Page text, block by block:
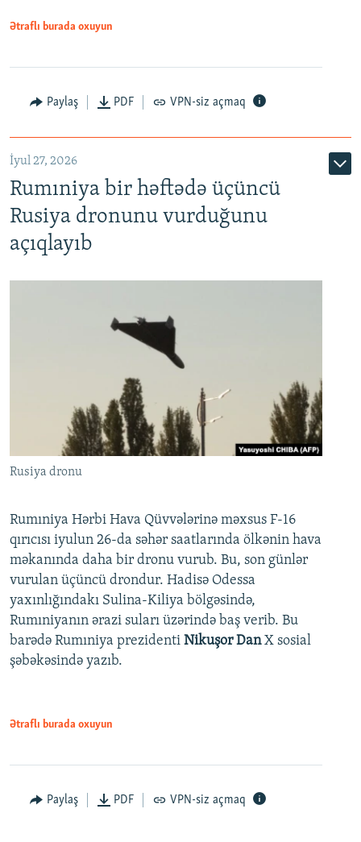
Ətraflı burada oxuyun
Paylaş PDF VPN-siz açmaq
İyul 27, 2026
Rumıniya bir həftədə üçüncü
Rusiya dronunu vurduğunu
açıqlayıb
Rusiya dronu
Rumıniya Hərbi Hava Qüvvələrinə məxsus F-16
qırıcısı iyulun 26-da səhər saatlarında ölkənin hava
məkanında daha bir dronu vurub. Bu, son günlər
vurulan üçüncü drondur. Hadisə Odessa
yaxınlığındakı Sulina-Kiliya bölgəsində,
Rumıniyanın ərazi suları üzərində baş verib. Bu
barədə Rumıniya prezidenti Nikuşor DanX sosial
şəbəkəsində yazıb.
Ətraflı burada oxuyun
Paylaş PDF VPN-siz açmaq